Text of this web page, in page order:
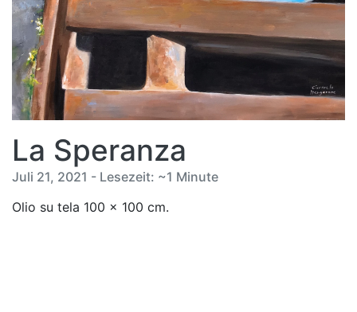
La Speranza
Juli 21, 2021 - Lesezeit: ~1 Minute
Olio su tela 100 x 100 cm.